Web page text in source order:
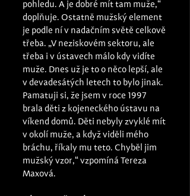
pohledu. A je dobré mít tam muže,“
doplňuje. Ostatně mužský element
je podle ní v nadačním světě celkově
třeba. „V neziskovém sektoru, ale
třeba i v ústavech málo kdy vidíte
muže. Dnes už je to o něco lepší, ale
v devadesátých letech to bylo jinak.
Pamatuji si, že jsem v roce 1997
brala děti z kojeneckého ústavu na
víkend domů. Děti nebyly zvyklé mít
v okolí muže, a když viděli mého
bráchu, říkaly mu teto. Chyběl jim
mužský vzor,“ vzpomíná Tereza
Maxová.